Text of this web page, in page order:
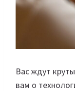
Вас ждут
вам о